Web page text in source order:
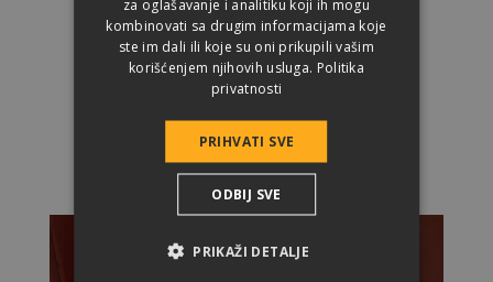
ZAŠTO
da izaberete synus?
za oglašavanje i analitiku koji ih mogu
kombinovati sa drugim informacijama koje
ste im dali ili koje su oni prikupili vašim
korišćenjem njihovih usluga. Politika
privatnosti
PRIHVATI SVE
ODBIJ SVE
PRIKAŽI DETALJE